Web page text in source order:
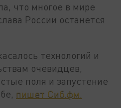
что многое в мире
России останется
технологий и
очевидцев,
поля и запустение
пишет Сиб.фм.